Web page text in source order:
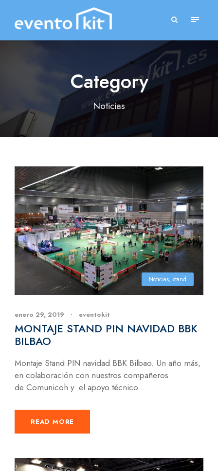
Category
Noticias
Noticias, stand
enero 29, 2019 • eventokit
MONTAJE STAND PIN NAVIDAD BBK
BILBAO
Montaje Stand PIN navidad BBK Bilbao. Un año más,
en colaboración con nuestros compañeros
de Comunicoh y el apoyo técnico...
READ MORE